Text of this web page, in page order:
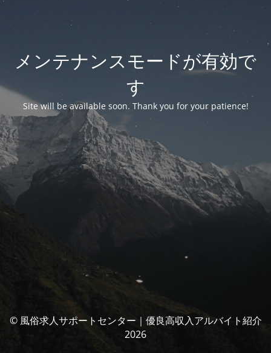
メンテナンスモードが有効で
す
Site will be available soon. Thank you for your patience!
© 風俗求人サポートセンター｜優良高収入アルバイト紹介
2026